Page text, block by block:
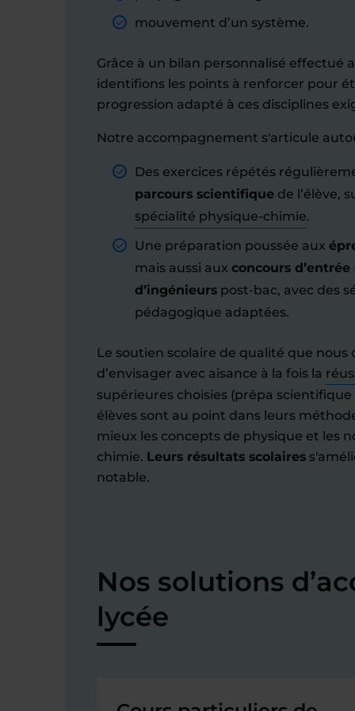
mouvement d’un système.
Grâce à un bilan personnalisé effectué
identifions les points à renforcer pour
progression adapté à ces disciplines
Notre accompagnement s'articule
Des exercices répétés
parcours scientifique de l’élève,
spécialité physique-chimie.
Une préparation poussée aux
mais aussi aux concours
d’ingénieurs post-bac, avec des
pédagogique adaptées.
Le soutien scolaire de qualité que
d’envisager avec aisance à la fois la
supérieures choisies (prépa
élèves sont au point dans leurs
mieux les concepts de physique et les
chimie. Leurs résultats scolaires
notable.
Nos solutions
lycée